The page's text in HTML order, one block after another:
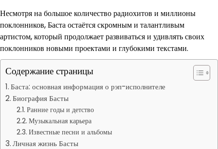
Несмотря на большое количество радиохитов и миллионы
поклонников, Баста остаётся скромным и талантливым
артистом, который продолжает развиваться и удивлять своих
поклонников новыми проектами и глубокими текстами.
Содержание страницы
Баста: основная информация о рэп-исполнителе
Биография Басты
Ранние годы и детство
Музыкальная карьера
Известные песни и альбомы
Личная жизнь Басты